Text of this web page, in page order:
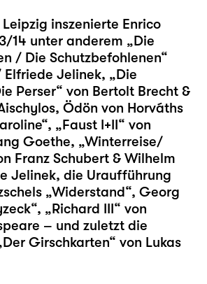
inszenierte Enrico
14 unter anderem „Die
/ Die Schutzbefohlenen“
Elfriede Jelinek, „Die
Perser“ von Bertolt Brecht &
Ödön von Horváths
, „Faust I+II“ von
Goethe, „Winterreise/
Franz Schubert & Wilhelm
Jelinek, die Uraufführung
„Widerstand“, Georg
, „Richard III“ von
– und zuletzt die
Der Girschkarten“ von Lukas